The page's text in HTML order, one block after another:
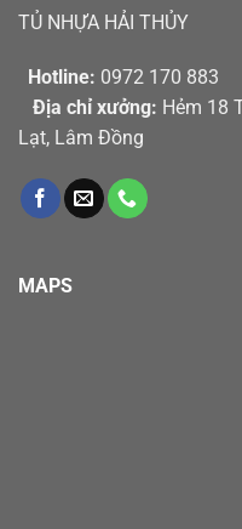
TỦ NHỰA HẢI THỦY
Hotline: 0972 170 883
Địa chỉ xưởng: Hẻm 18
Lạt, Lâm Đồng
MAPS